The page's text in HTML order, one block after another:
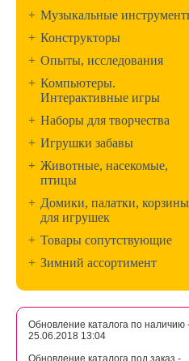
+ Музыкальные
+ Конструкторы
+ Опыты, исследования
+ Компьютеры.
Интерактивные игры
+ Наборы для творчества
+ Игрушки забавы
+ Животные, насекомые,
птицы
+ Домики, палатки, корзины
для игрушек
+ Товары сопутствующие
+ Зимний ассортимент
Обновление каталога по наличию
25.06.2018 13:04
Обновление каталога под заказ -